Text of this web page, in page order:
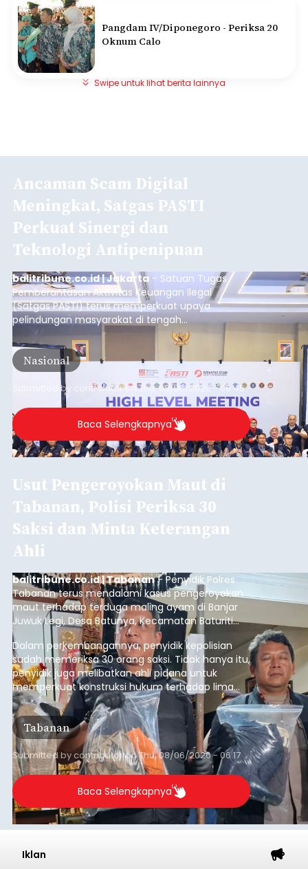
Pangdam IV/Diponegoro - Periksa 20
Oknum Calo
Swipe untuk lihat berita lainnya
Ancaman Scam Digital
Meningkat, Satgas PASTI
Perkuat Sinergi dan
Teknologi Antipenipuan
balitribune.co.id | Jakarta - Satuan Tugas
Pemberantasan Aktivitas Keuangan Ilegal
(Satgas PASTI) terus memperkuat upaya
pelindungan masyarakat di tengah
meningkatnya ancaman penipuan digital yang
semakin kompleks.
Nasional
Submitted by contributoronThu, 08/06/2026 - 09:45
Baca Selengkapnya
Usut Pengeroyokan Maut di
Tabanan, Polisi Periksa 30
Saksi dan Minta Keterangan
Ahli
balitribune.co.id | Tabanan- Penyidik Polres
Tabanan terus mendalami kasus pengeroyokan
maut terhadap terduga maling ayam di Banjar
Juwuk Legi, Desa Batunya, Kecamatan Baturiti
yang terjadi beberapa waktu lalu.
Dalam perkembangannya, penyidik kepolisian
sudah memeriksa 30 orang saksi. Tidak hanya itu,
penyidik juga melibatkan ahli pidana untuk
memperkuat konstruksi hukum terhadap lima
orang tersangka yang saat ini ditahan.
Tabanan
Submitted bycontributoronThu, 08/06/2026 - 06:17
Baca Selengkapnya
Iklan